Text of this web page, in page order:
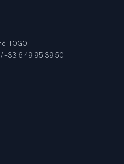
- TOGO
+33 6 49 95 39 50